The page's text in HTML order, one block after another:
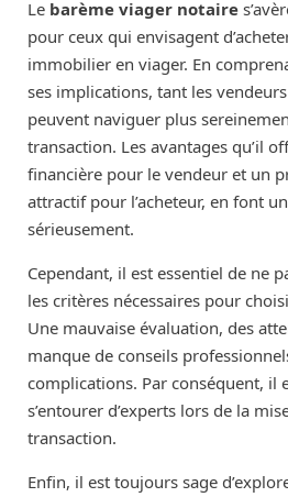
Le barème viager notaire
pour ceux qui envisagent
immobilier en viager. En
ses implications, tant les
peuvent naviguer plus
transaction. Les avantages qu’il
financière pour le vendeur et un
attractif pour l’acheteur, en font
sérieusement.
Cependant, il est essentiel de ne
les critères nécessaires pour
Une mauvaise évaluation, des
manque de conseils
complications. Par conséquent, il
s’entourer d’experts lors de la
transaction.
Enfin, il est toujours sage